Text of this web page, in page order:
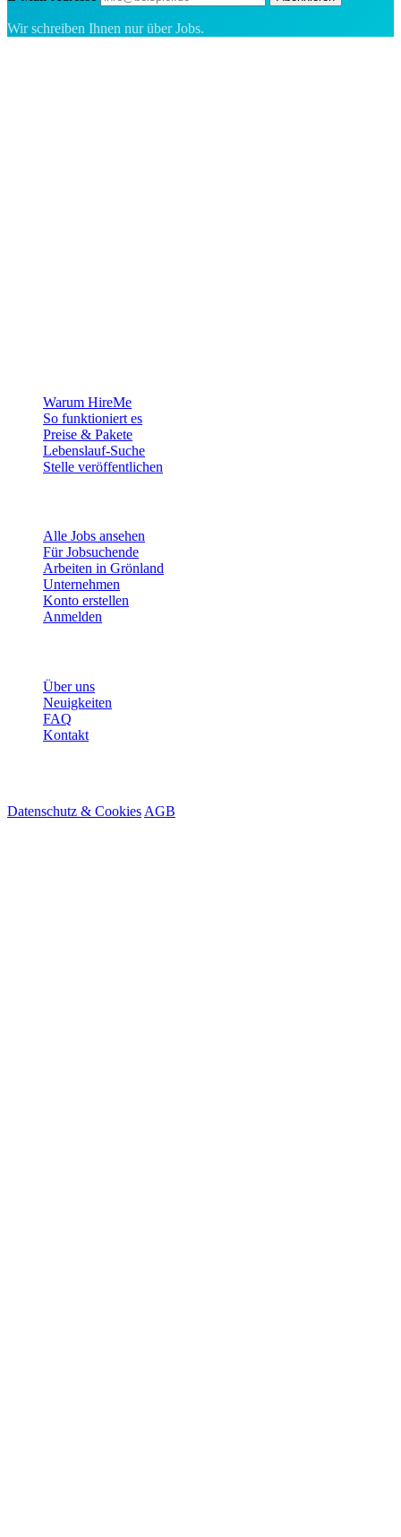
Wir schreiben Ihnen nur über Jobs.
Warum HireMe
So funktioniert es
Preise & Pakete
Lebenslauf-Suche
Stelle veröffentlichen
Alle Jobs ansehen
Für Jobsuchende
Arbeiten in Grönland
Unternehmen
Konto erstellen
Anmelden
Über uns
Neuigkeiten
FAQ
Kontakt
Datenschutz & Cookies AGB